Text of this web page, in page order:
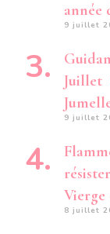
année
9 juillet
Juillet
9 juillet
Vierge
8 juillet